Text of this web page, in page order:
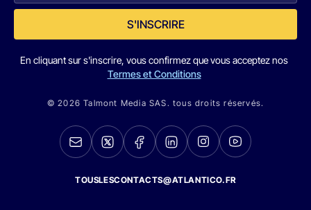
S'INSCRIRE
En cliquant sur s'inscrire, vous confirmez que vous acceptez nos
Termes et Conditions
© 2026 Talmont Media SAS. tous droits réservés.
TOUSLESCONTACTS@ATLANTICO.FR